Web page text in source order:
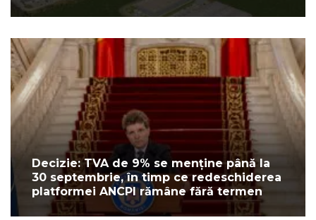
Decizie: TVA de 9% se menține până la
30 septembrie, în timp ce redeschiderea
platformei ANCPI rămâne fără termen